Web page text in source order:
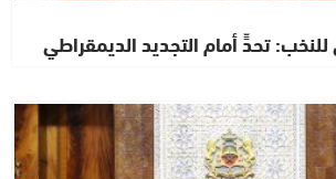
تحدٍّ أمام التجديد الديمقراطي